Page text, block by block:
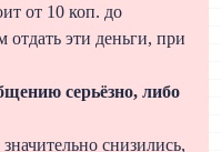
от 10 коп. до
отдать эти деньги, при
серьёзно, либо
снизились,